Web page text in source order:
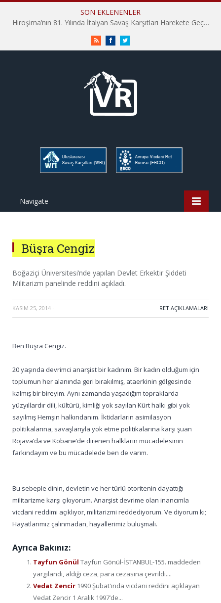
SON EKLENENLER
Hiroşima’nın 81. Yılında İtalyan Savaş Karşıtları Harekete Geçti: “Hatırlamak yeterli değil”
RSS FacebookTwitter
Navigate
Büşra Cengiz
Boğaziçi Üniversitesi’nde yapılan Devlet Erkektir Şiddeti
Militarizm panelinde reddini açıkladı.
KASIM 25, 2014 · RET AÇIKLAMALARI
Ben Büşra Cengiz.
20 yaşında devrimci anarşist bir kadınım. Bir kadın olduğum için
toplumun her alanında geri bırakılmış, ataerkinin gölgesinde
kalmış bir bireyim. Aynı zamanda yaşadığım topraklarda
yüzyıllardır dili, kültürü, kimliği yok sayılan Kürt halkı gibi yok
sayılmış Hemşin halkındanım. İktidarların asimilasyon
politikalarına, savaşlarıyla yok etme politikalarına karşı şuan
Rojava’da ve Kobane’de direnen halkların mücadelesinin
farkındayım ve bu mücadelede ben de varım.
Bu sebeple dinin, devletin ve her türlü otoritenin dayattığı
militarizme karşı çıkıyorum. Anarşist devrime olan inancımla
vicdani reddimi açıklıyor, militarizmi reddediyorum. Ve diyorum ki;
Hayatlarımız çalınmadan, hayallerimiz buluşmalı.
Ayrıca Bakınız:
Tayfun Gönül Tayfun Gönül-İSTANBUL-155. maddeden
yargılandı, aldığı ceza, para cezasına çevrildi....
Vedat Zencir 1990 Şubat'ında vicdani reddini açıklayan
Vedat Zencir 1 Aralık 1997’de...